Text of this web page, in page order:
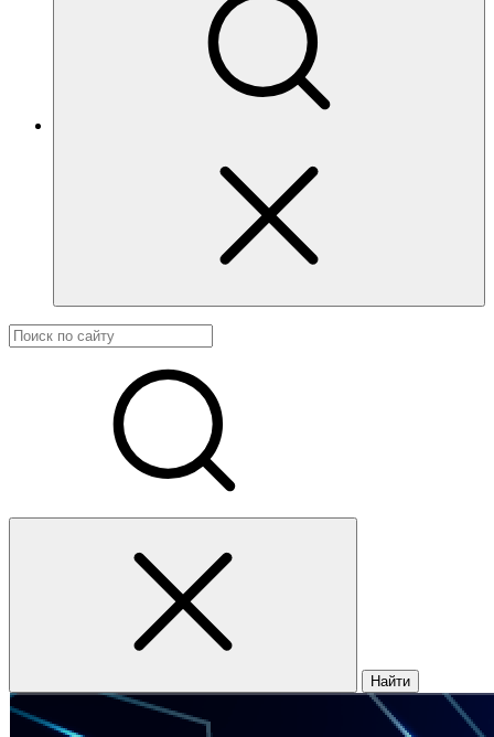
Найти